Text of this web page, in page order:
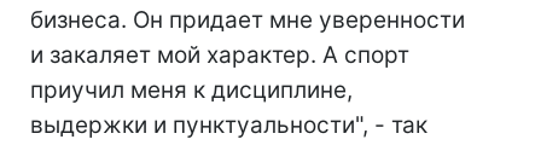
бизнеса. Он придает мне уверенности
и закаляет мой характер. А спорт
приучил меня к дисциплине,
выдержки и пунктуальности", - так